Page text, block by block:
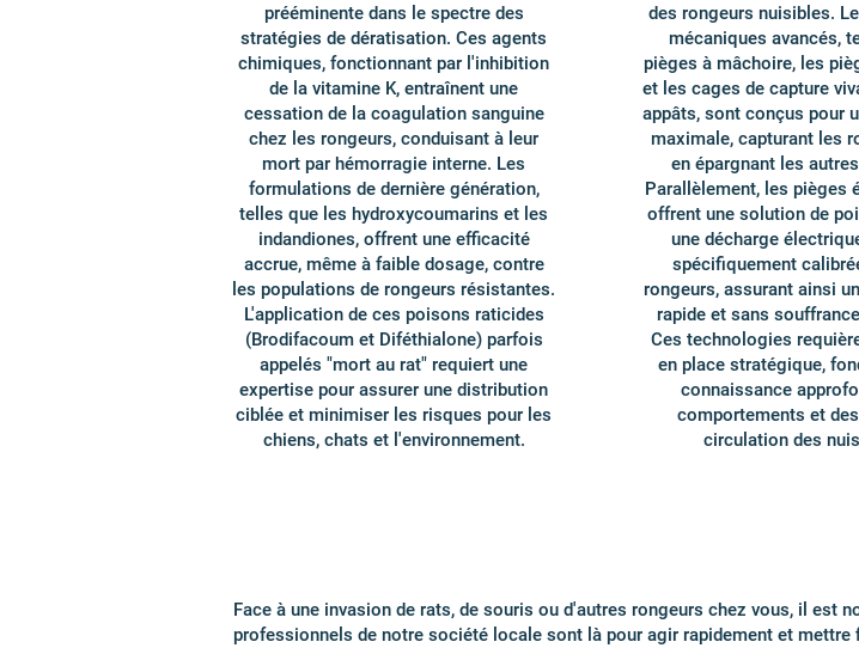
prééminente dans le spectre des
stratégies de dératisation. Ces agents
chimiques, fonctionnant par l'inhibition
de la vitamine K, entraînent une
cessation de la coagulation sanguine
chez les rongeurs, conduisant à leur
mort par hémorragie interne. Les
formulations de dernière génération,
telles que les hydroxycoumarins et les
indandiones, offrent une efficacité
accrue, même à faible dosage, contre
les populations de rongeurs résistantes.
L'application de ces poisons raticides
(Brodifacoum et Diféthialone) parfois
appelés "mort au rat" requiert une
expertise pour assurer une distribution
ciblée et minimiser les risques pour les
chiens, chats et l'environnement.
des rongeurs nuisibles.
mécaniques avancés,
pièges à mâchoire, les
et les cages de capture
appâts, sont conçus pour
maximale, capturant les
en épargnant les
Parallèlement, les pièges
offrent une solution de
une décharge
spécifiquement
rongeurs, assurant ainsi
rapide et sans
Ces technologies
en place stratégique,
connaissance
comportements et
circulation des
Face à une invasion de rats, de souris ou d'autres rongeurs chez vous, il est
professionnels de notre société locale sont là pour agir rapidement et